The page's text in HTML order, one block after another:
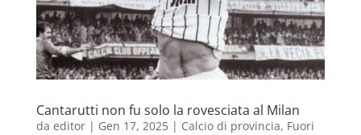
Cantarutti non fu solo la rovesciata al Milan
da editor| Gen 17, 2025| Calcio di provincia, Fuori